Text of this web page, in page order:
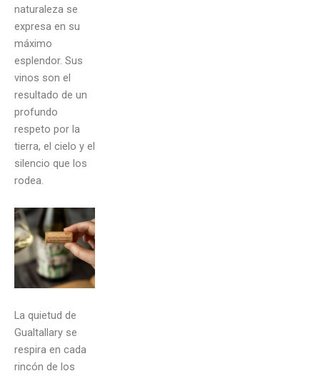
naturaleza se
expresa en su
máximo
esplendor. Sus
vinos son el
resultado de un
profundo
respeto por la
tierra, el cielo y el
silencio que los
rodea.
La quietud de
Gualtallary se
respira en cada
rincón de los